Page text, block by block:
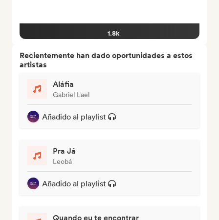
1.8k
Recientemente han dado oportunidades a estos
artistas
Aláfia
Gabriel Lael
Añadido al playlist
Pra Já
Leobá
Añadido al playlist
Quando eu te encontrar